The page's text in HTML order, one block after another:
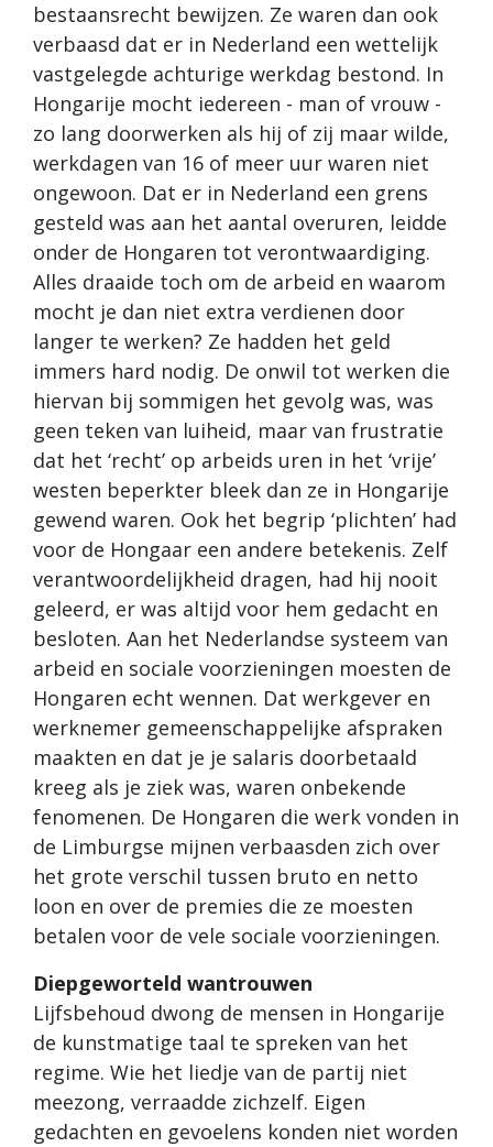
bestaansrecht bewijzen. Ze waren dan ook
verbaasd dat er in Nederland een wettelijk
vastgelegde achturige werkdag bestond. In
Hongarije mocht iedereen - man of vrouw -
zo lang doorwerken als hij of zij maar wilde,
werkdagen van 16 of meer uur waren niet
ongewoon. Dat er in Nederland een grens
gesteld was aan het aantal overuren, leidde
onder de Hongaren tot verontwaardiging.
Alles draaide toch om de arbeid en waarom
mocht je dan niet extra verdienen door
langer te werken? Ze hadden het geld
immers hard nodig. De onwil tot werken die
hiervan bij sommigen het gevolg was, was
geen teken van luiheid, maar van frustratie
dat het ‘recht’ op arbeids uren in het ‘vrije’
westen beperkter bleek dan ze in Hongarije
gewend waren. Ook het begrip ‘plichten’ had
voor de Hongaar een andere betekenis. Zelf
verantwoordelijkheid dragen, had hij nooit
geleerd, er was altijd voor hem gedacht en
besloten. Aan het Nederlandse systeem van
arbeid en sociale voorzieningen moesten de
Hongaren echt wennen. Dat werkgever en
werknemer gemeenschappelijke afspraken
maakten en dat je je salaris doorbetaald
kreeg als je ziek was, waren onbekende
fenomenen. De Hongaren die werk vonden in
de Limburgse mijnen verbaasden zich over
het grote verschil tussen bruto en netto
loon en over de premies die ze moesten
betalen voor de vele sociale voorzieningen.
Diepgeworteld wantrouwen
Lijfsbehoud dwong de mensen in Hongarije
de kunstmatige taal te spreken van het
regime. Wie het liedje van de partij niet
meezong, verraadde zichzelf. Eigen
gedachten en gevoelens konden niet worden